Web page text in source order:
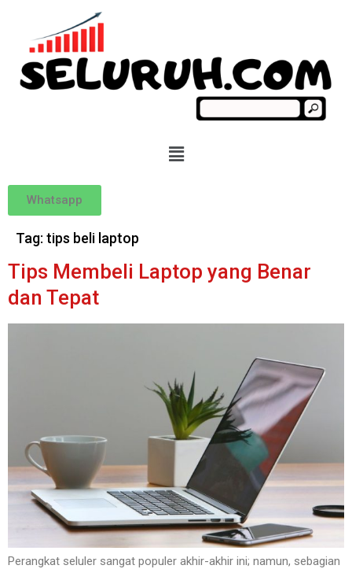
Whatsapp
Tag: tips beli laptop
Tips Membeli Laptop yang Benar
dan Tepat
Perangkat seluler sangat populer akhir-akhir ini; namun, sebagian